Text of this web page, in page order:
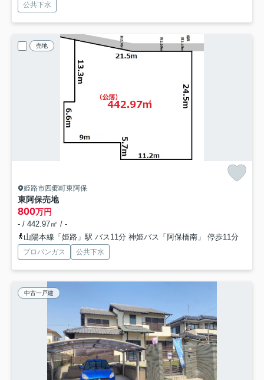
公共下水
売地
姫路市四郷町東阿保
東阿保売地
800万円
- / 442.97㎡ / -
山陽本線「姫路」駅 バス11分 神姫バス「阿保橋南」 停歩11分
プロパンガス 公共下水
中古一戸建